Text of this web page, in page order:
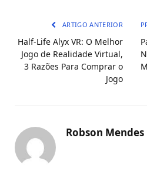
ARTIGO ANTERIOR
Half-Life Alyx VR: O Melhor
Jogo de Realidade Virtual,
3 Razões Para Comprar o
Jogo
Robson Mendes